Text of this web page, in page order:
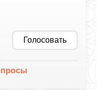
Голосовать